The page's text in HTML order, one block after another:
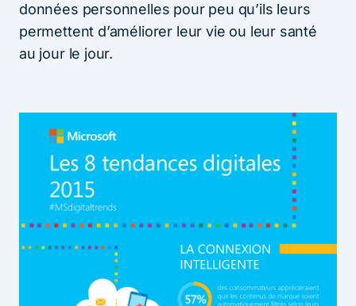
données personnelles pour peu qu’ils leurs
permettent d’améliorer leur vie ou leur santé
au jour le jour.